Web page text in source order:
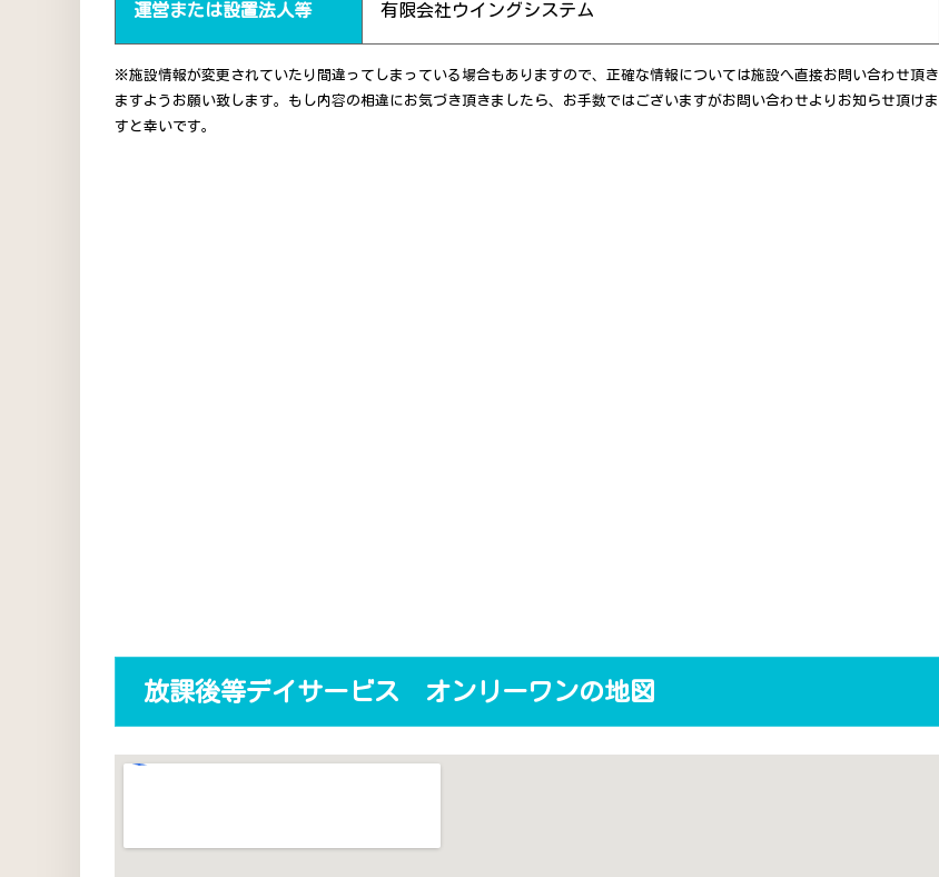
運営または設置法人等 有限会社ウイングシステム
※施設情報が変更されていたり間違ってしまっている場合もありますので、正確な情報については施設へ直接お問い合わせ頂き
ますようお願い致します。もし内容の相違にお気づき頂きましたら、お手数ではございますがお問い合わせよりお知らせ頂けま
すと幸いです。
放課後等デイサービス オンリーワンの地図